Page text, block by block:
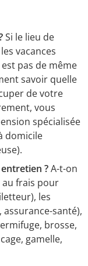
Si le lieu de
vacances
pas de même
savoir quelle
de votre
vous
spécialisée
domicile
?A-t-on
au frais pour
les
santé),
brosse,
gamelle,